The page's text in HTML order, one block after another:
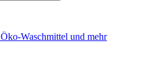
Öko-Waschmittel und mehr